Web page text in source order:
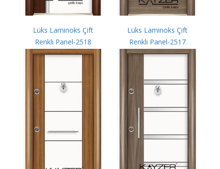
Lüks Laminoks Çift
Renkli Panel-2518
Lüks Laminoks Çift
Renkli Panel-2517